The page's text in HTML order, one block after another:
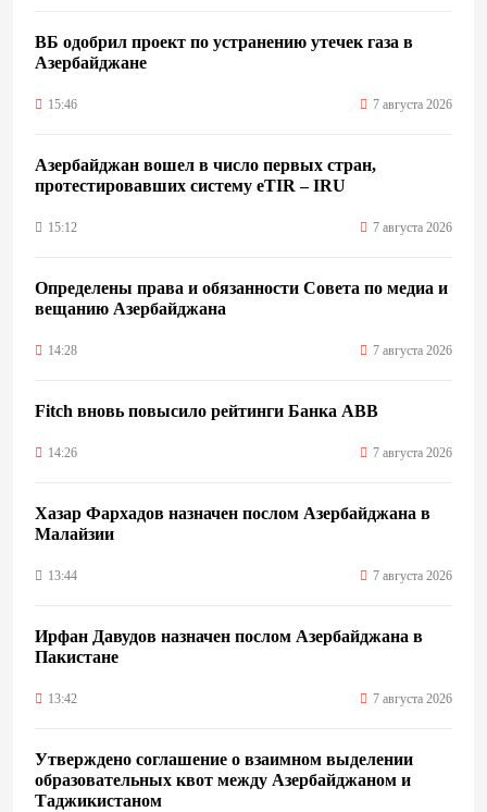
ВБ одобрил проект по устранению утечек газа в
Азербайджане
15:46 7 августа 2026
Азербайджан вошел в число первых стран,
протестировавших систему eTIR – IRU
15:12 7 августа 2026
Определены права и обязанности Совета по медиа и
вещанию Азербайджана
14:28 7 августа 2026
Fitch вновь повысило рейтинги Банка ABB
14:26 7 августа 2026
Хазар Фархадов назначен послом Азербайджана в
Малайзии
13:44 7 августа 2026
Ирфан Давудов назначен послом Азербайджана в
Пакистане
13:42 7 августа 2026
Утверждено соглашение о взаимном выделении
образовательных квот между Азербайджаном и
Таджикистаном